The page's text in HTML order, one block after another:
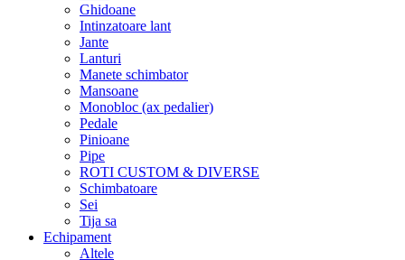
Ghidoane
Intinzatoare lant
Jante
Lanturi
Manete schimbator
Mansoane
Monobloc (ax pedalier)
Pedale
Pinioane
Pipe
ROTI CUSTOM & DIVERSE
Schimbatoare
Sei
Tija sa
Echipament
Altele